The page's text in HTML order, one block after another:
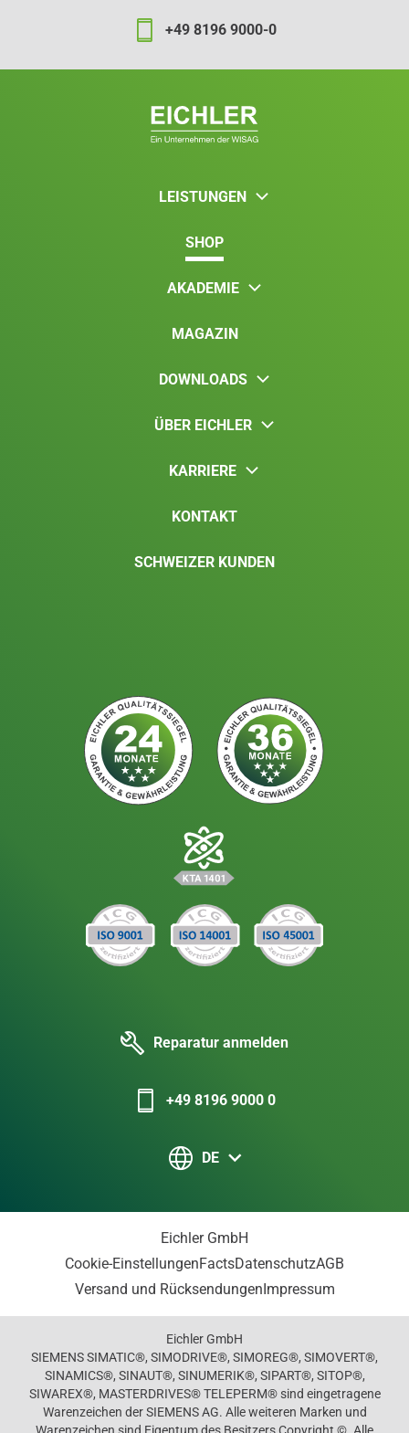
+49 8196 9000-0
LEISTUNGEN
SHOP
AKADEMIE
MAGAZIN
DOWNLOADS
ÜBER EICHLER
KARRIERE
KONTAKT
SCHWEIZER KUNDEN
Reparatur anmelden
+49 8196 9000 0
DE
Eichler GmbH
Cookie-EinstellungenFactsDatenschutzAGB
Versand und RücksendungenImpressum
Eichler GmbH
SIEMENS SIMATIC®, SIMODRIVE®, SIMOREG®, SIMOVERT®,
SINAMICS®, SINAUT®, SINUMERIK®, SIPART®, SITOP®,
SIWAREX®, MASTERDRIVES® TELEPERM® sind eingetragene
Warenzeichen der SIEMENS AG. Alle weiteren Marken und